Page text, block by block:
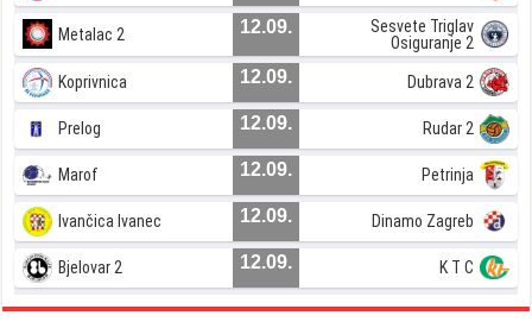
Metalac 2 12.09.
Sesvete Triglav
Osiguranje 2
Koprivnica 12.09. Dubrava 2
Prelog 12.09. Rudar 2
Marof 12.09. Petrinja
Ivančica Ivanec 12.09. Dinamo Zagreb
Bjelovar 2 12.09. K T C